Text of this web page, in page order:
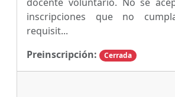
inscripciones que no
requisit...
Preinscripción:
Cerrada